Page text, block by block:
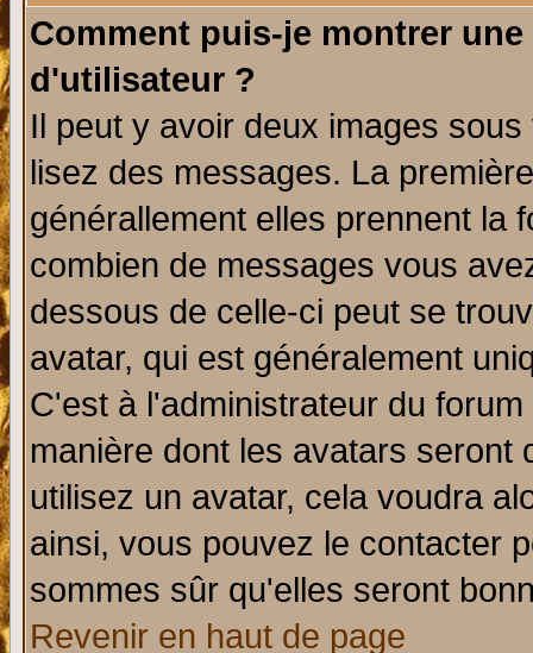
Comment puis-je montrer
d'utilisateur ?
Il peut y avoir deux images
lisez des messages. La
générallement elles prennent la
combien de messages vous
dessous de celle-ci peut se
avatar, qui est généralement
C'est à l'administrateur du
manière dont les avatars seront
utilisez un avatar, cela voudra
ainsi, vous pouvez le contacter
sommes sûr qu'elles seront
Revenir en haut de page